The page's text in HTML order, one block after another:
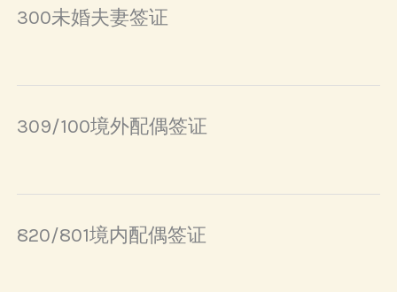
300未婚夫妻签证
309/100境外配偶签证
820/801境内配偶签证